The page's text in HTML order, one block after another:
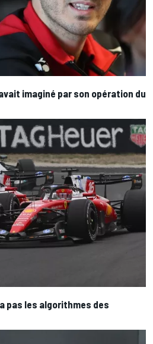
imaginé par son opération du
pas les algorithmes des